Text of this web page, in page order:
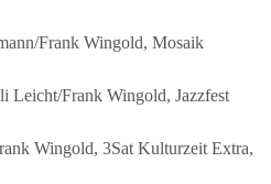
Frank Wingold, Mosaik
Leicht/Frank Wingold, Jazzfest
Wingold, 3Sat Kulturzeit Extra,